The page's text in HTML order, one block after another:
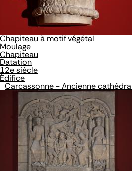
Chapiteau à motif végétal
Moulage
Chapiteau
Datation
12e siècle
Édifice
Carcassonne - Ancienne